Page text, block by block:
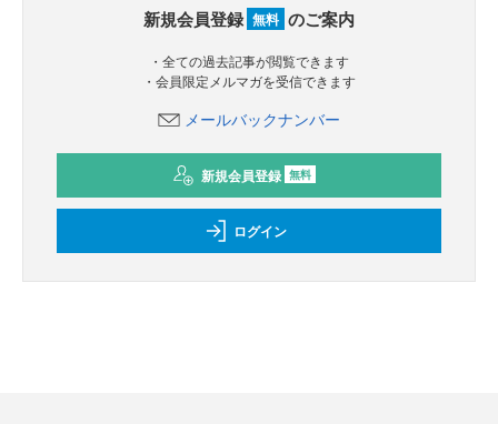
新規会員登録 無料 のご案内
・全ての過去記事が閲覧できます
・会員限定メルマガを受信できます
メールバックナンバー
新規会員登録 無料
ログイン